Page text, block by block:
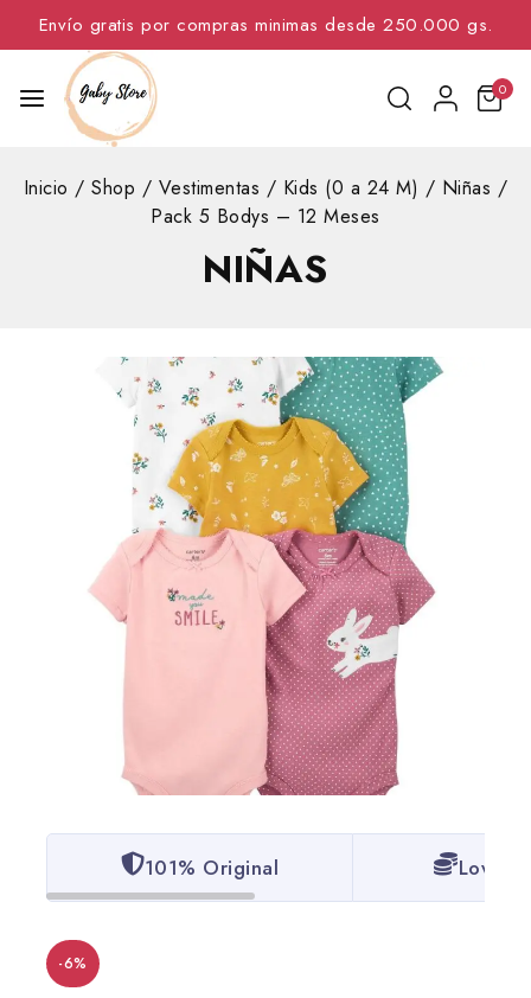
Envío gratis por compras minimas desde 250.000 gs.
0
Inicio / Shop / Vestimentas / Kids (0 a 24 M) / Niñas /
Pack 5 Bodys – 12 Meses
NIÑAS
101% Original Lowest
-6%